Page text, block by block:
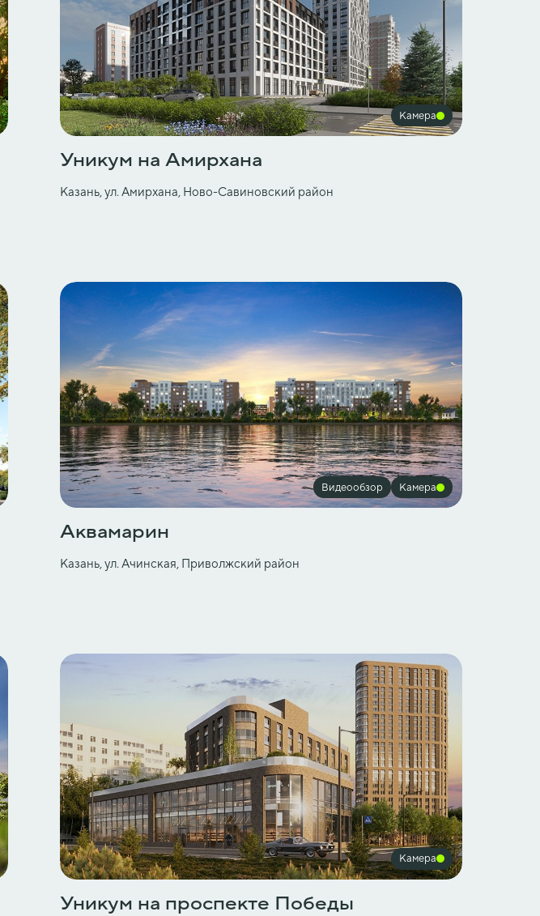
Камера
Уникум на Амирхана
Казань, ул. Амирхана, Ново-Савиновский район
Видеообзор Камера
Аквамарин
Казань, ул. Ачинская, Приволжский район
Камера
Уникум на проспекте Победы